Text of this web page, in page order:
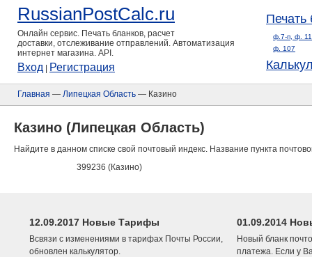
RussianPostCalc.ru
Онлайн сервис. Печать бланков, расчет
доставки, отслеживание отправлений. Автоматизация
интернет магазина. API.
Вход Регистрация
Печать
ф.7-п, ф.
ф. 107
Главная — Липецкая Область — Казино
Казино (Липецкая Область)
Найдите в данном списке свой почтовый индекс. Название пункта
399236 (Казино)
12.09.2017 Новые Тарифы
Всвязи с изменениями в тарифах Почты России,
обновлен калькулятор.
01.09.2014
Новый бланк
платежа. Если у